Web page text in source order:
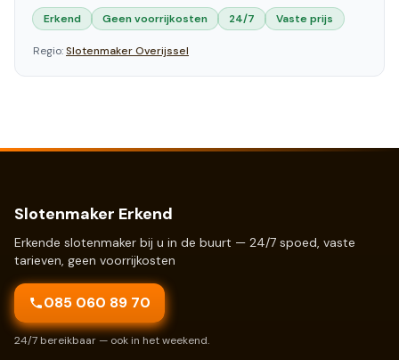
Erkend Geen voorrijkosten 24/7 Vaste prijs
Regio:SlotenmakerOverijssel
Slotenmaker Erkend
Erkende slotenmaker bij u in de buurt — 24/7 spoed, vaste
tarieven, geen voorrijkosten
085 060 89 70
24/7 bereikbaar — ook in het weekend.